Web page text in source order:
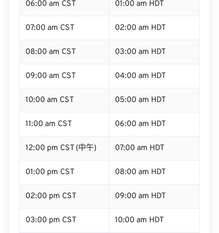
06:00 am CST 01:00 am HDT
07:00 am CST 02:00 am HDT
08:00 am CST 03:00 am HDT
09:00 am CST 04:00 am HDT
10:00 am CST 05:00 am HDT
11:00 am CST 06:00 am HDT
12:00 pm CST (中午) 07:00 am HDT
01:00 pm CST 08:00 am HDT
02:00 pm CST 09:00 am HDT
03:00 pm CST 10:00 am HDT